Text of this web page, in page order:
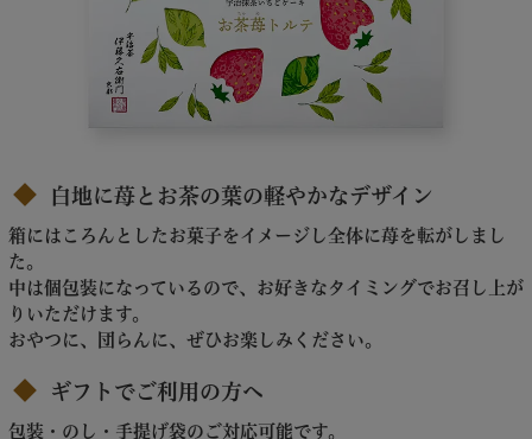
白地に苺とお茶の葉の軽やかなデザイン
箱にはころんとしたお菓子をイメージし全体に苺を転がしまし
た。
中は個包装になっているので、お好きなタイミングでお召し上が
りいただけます。
おやつに、団らんに、ぜひお楽しみください。
ギフトでご利用の方へ
包装・のし・手提げ袋のご対応可能です。